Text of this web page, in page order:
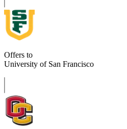
Offers to
University of San Francisco